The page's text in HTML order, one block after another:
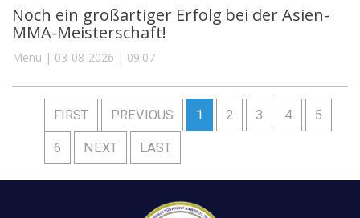
Noch ein großartiger Erfolg bei der Asien-
MMA-Meisterschaft!
Menu | 03-08-2026 | 09:07
FIRST PREVIOUS 1 2 3 4 5
6 NEXT LAST